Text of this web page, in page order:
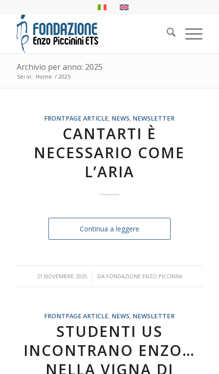
Archivio per anno: 2025
Sei in: Home / 2025
FRONTPAGE ARTICLE, NEWS, NEWSLETTER
CANTARTI È
NECESSARIO COME
L’ARIA
Continua a leggere
21 NOVEMBRE 2025
/ DA FONDAZIONE ENZO PICCININI
FRONTPAGE ARTICLE, NEWS, NEWSLETTER
STUDENTI US
INCONTRANO ENZO…
NELLA VIGNA DI